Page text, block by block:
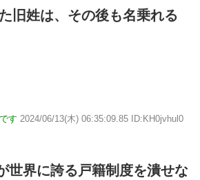
旧姓は、その後も名乗れる
す 2024/06/13(木) 06:35:09.85 ID:KH0jvhul0
世界に誇る戸籍制度を潰せな